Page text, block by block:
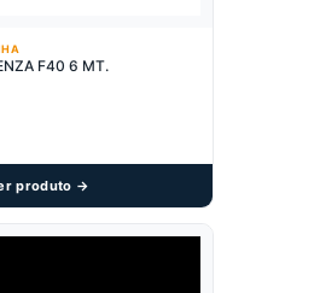
F40 6 MT.
produto →